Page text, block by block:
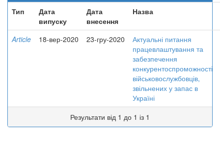
Тип
Дата
випуску
Дата
внесення
Назва
Article 18-вер-2020 23-гру-2020
Актуальні питання
працевлаштування та
забезпечення
конкурентоспроможності
військовослужбовців,
звільнених у запас в
Україні
Результати від 1 до 1 із 1